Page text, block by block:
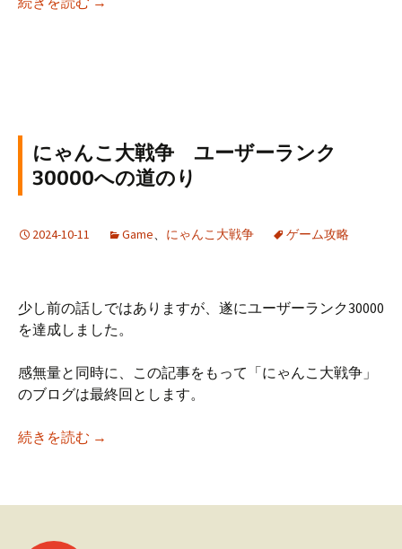
にゃんこ大戦争 ユーザーランク
30000への道のり
2024-10-11 Game、 にゃんこ大戦争 ゲーム攻略
少し前の話しではありますが、遂にユーザーランク30000
を達成しました。
感無量と同時に、この記事をもって「にゃんこ大戦争」
のブログは最終回とします。
続きを読む にゃんこ大戦争 ユーザーランク30000への道
→